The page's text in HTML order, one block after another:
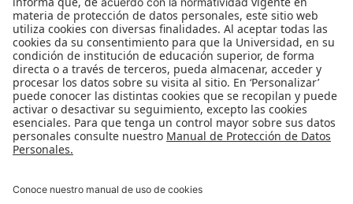
CONTÁCTANOS
cerosetenta@uniandes.edu.co
BOGOTÁ, COLOMBIA
NEWSLETTER